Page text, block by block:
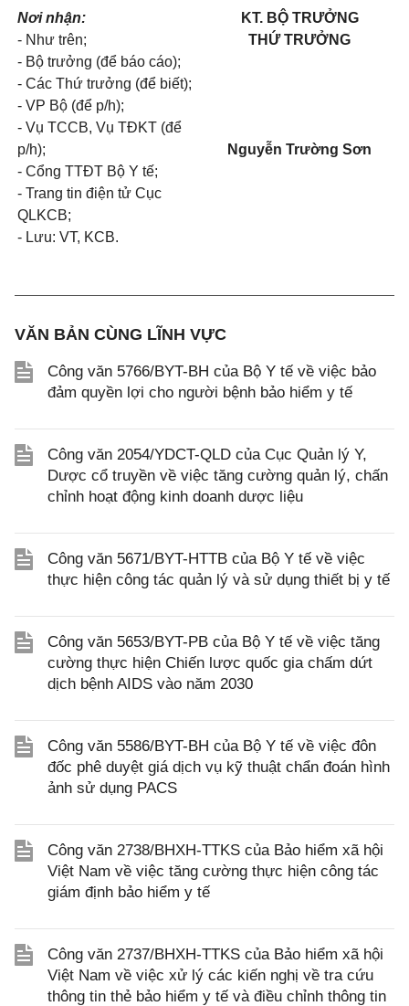
Nơi nhận:
- Như trên;
- Bộ trưởng (để báo cáo);
- Các Thứ trưởng (để biết);
- VP Bộ (để p/h);
- Vụ TCCB, Vụ TĐKT (để
p/h);
- Cổng TTĐT Bộ Y tế;
- Trang tin điện tử Cục
QLKCB;
- Lưu: VT, KCB.
KT. BỘ TRƯỞNG
THỨ TRƯỞNG
Nguyễn Trường Sơn
VĂN BẢN CÙNG LĨNH VỰC
Công văn 5766/BYT-BH của Bộ Y tế về việc bảo
đảm quyền lợi cho người bệnh bảo hiểm y tế
Công văn 2054/YDCT-QLD của Cục Quản lý Y,
Dược cổ truyền về việc tăng cường quản lý, chấn
chỉnh hoạt động kinh doanh dược liệu
Công văn 5671/BYT-HTTB của Bộ Y tế về việc
thực hiện công tác quản lý và sử dụng thiết bị y tế
Công văn 5653/BYT-PB của Bộ Y tế về việc tăng
cường thực hiện Chiến lược quốc gia chấm dứt
dịch bệnh AIDS vào năm 2030
Công văn 5586/BYT-BH của Bộ Y tế về việc đôn
đốc phê duyệt giá dịch vụ kỹ thuật chẩn đoán hình
ảnh sử dụng PACS
Công văn 2738/BHXH-TTKS của Bảo hiểm xã hội
Việt Nam về việc tăng cường thực hiện công tác
giám định bảo hiểm y tế
Công văn 2737/BHXH-TTKS của Bảo hiểm xã hội
Việt Nam về việc xử lý các kiến nghị về tra cứu
thông tin thẻ bảo hiểm y tế và điều chỉnh thông tin